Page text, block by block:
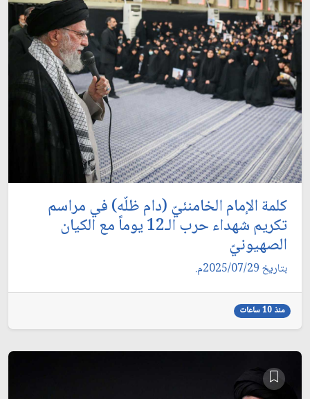
كلمة الإمام الخامنئيّ (دام ظلّه) في مراسم
تكريم شهداء حرب الـ12 يوماً مع الكيان
الصهيونيّ
بتاريخ 2025/07/29م.
منذ 10 ساعات